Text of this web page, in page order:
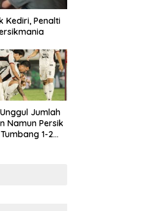
Kediri, Penalti
Jumlah
Namun Persik
1-2